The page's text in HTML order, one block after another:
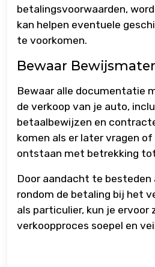
betalingsvoorwaarden,
kan helpen eventuele
te voorkomen.
Bewaar
Bewaar alle documentatie
de verkoop van je auto,
betaalbewijzen en
komen als er later vragen of
ontstaan met betrekking
Door aandacht te besteden
rondom de betaling bij het
als particulier, kun je ervoor
verkoopproces soepel en